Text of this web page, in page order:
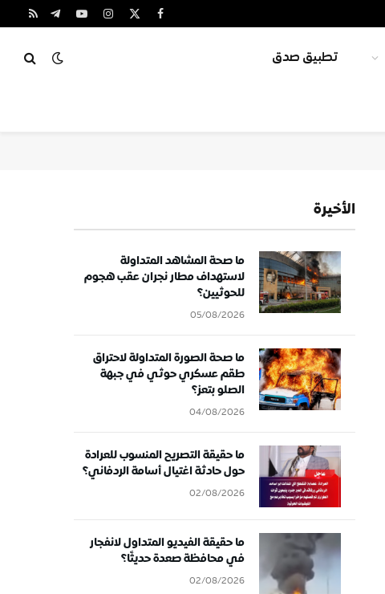
فيسبوك
X
الانستغراميوتيوبتيلقرامRSS
تطبيق صدق
الأخيرة
ما صحة المشاهد المتداولة
لاستهداف مطار نجران عقب هجوم
للحوثيين؟
05/08/2026
ما صحة الصورة المتداولة لاحتراق
طقم عسكري حوثي في جبهة
الصلو بتعز؟
04/08/2026
ما حقيقة التصريح المنسوب للعرادة
حول حادثة اغتيال أسامة الردفاني؟
02/08/2026
ما حقيقة الفيديو المتداول لانفجار
في محافظة صعدة حديثًا؟
02/08/2026